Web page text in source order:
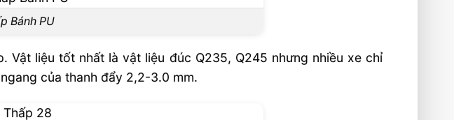
Bánh PU
liệu tốt nhất là vật liệu đúc Q235, Q245 nhưng nhiều xe chỉ
của thanh đẩy 2,2-3.0 mm.